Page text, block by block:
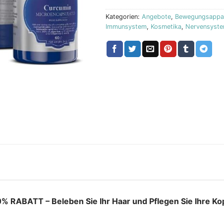
Kategorien: Angebote,
Immunsystem, Kosmetika,
RABATT – Beleben Sie Ihr Haar und Pflegen Sie Ihre